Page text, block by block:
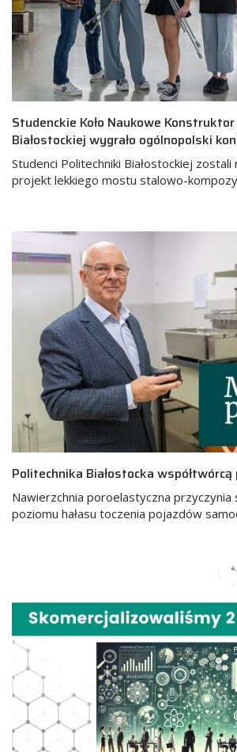
Studenckie Koło Naukowe
Białostockiej wygrało ogólnopolski
Studenci Politechniki Białostockiej zostali
projekt lekkiego mostu stalowo-
Politechnika Białostocka
Nawierzchnia poroelastyczna przyczynia
poziomu hałasu toczenia pojazdów